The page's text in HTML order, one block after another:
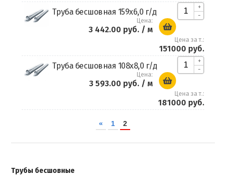
Труба бесшовная 159х6,0 г/д
+
-
Цена:
3 442.00 руб. / м
Цена за т.:
151000 руб.
Труба бесшовная 108х8,0 г/д
+
-
Цена:
3 593.00 руб. / м
Цена за т.:
181000 руб.
« 1 2
Трубы бесшовные